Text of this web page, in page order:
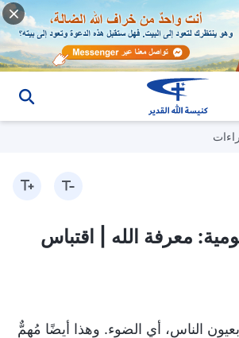
معرفة الله | اقتباس
بعيون الناس، أي الضوء. وهذا أيضًا مُهمٌّ